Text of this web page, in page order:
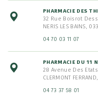
PHARMACIE DES
32 Rue Boisrot
NERIS LES BAINS,
04 70 03 11 07
PHARMACIE DU 11
28 Avenue Des
CLERMONT
04 73 37 58 01